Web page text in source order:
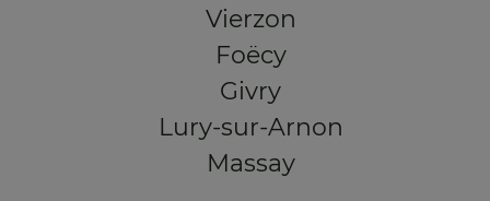
Vierzon
Foëcy
Givry
Lury-sur-Arnon
Massay